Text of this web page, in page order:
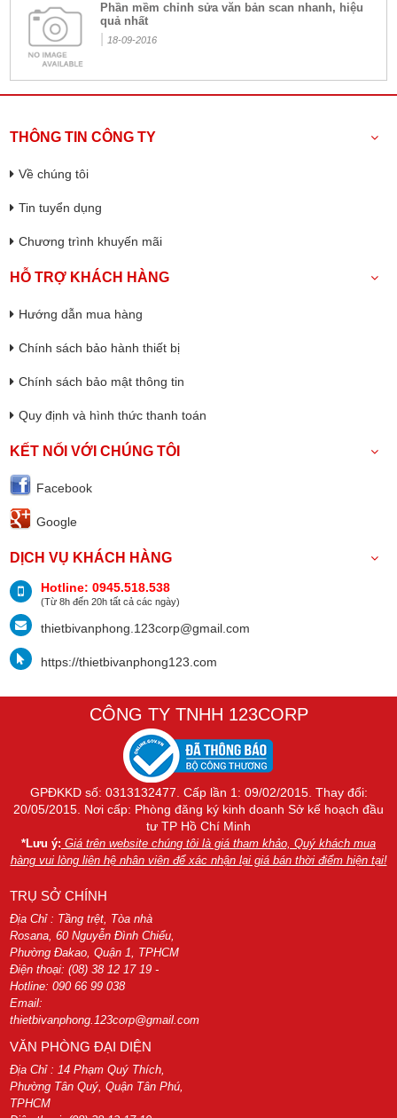
Phần mềm chỉnh sửa văn bản scan nhanh, hiệu
quả nhất
18-09-2016
THÔNG TIN CÔNG TY
Về chúng tôi
Tin tuyển dụng
Chương trình khuyến mãi
HỖ TRỢ KHÁCH HÀNG
Hướng dẫn mua hàng
Chính sách bảo hành thiết bị
Chính sách bảo mật thông tin
Quy định và hình thức thanh toán
KẾT NỐI VỚI CHÚNG TÔI
Facebook
Google
DỊCH VỤ KHÁCH HÀNG
Hotline: 0945.518.538
(Từ 8h đến 20h tất cả các ngày)
thietbivanphong.123corp@gmail.com
https://thietbivanphong123.com
CÔNG TY TNHH 123CORP
GPĐKKD số: 0313132477. Cấp lần 1: 09/02/2015. Thay đổi:
20/05/2015. Nơi cấp: Phòng đăng ký kinh doanh Sở kế hoạch đầu
tư TP Hồ Chí Minh
*Lưu ý: Giá trên website chúng tôi là giá tham khảo, Quý khách mua
hàng vui lòng liên hệ nhân viên để xác nhận lại giá bán thời điểm hiện tại!
TRỤ SỞ CHÍNH
Địa Chỉ : Tầng trệt, Tòa nhà
Rosana, 60 Nguyễn Đình Chiểu,
Phường Đakao, Quận 1, TPHCM
Điện thoại: (08) 38 12 17 19 -
Hotline: 090 66 99 038
Email:
thietbivanphong.123corp@gmail.com
VĂN PHÒNG ĐẠI DIỆN
Địa Chỉ : 14 Phạm Quý Thích,
Phường Tân Quý, Quận Tân Phú,
TPHCM